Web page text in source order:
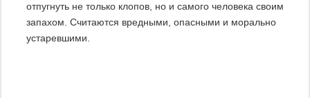
отпугнуть не только клопов, но и самого человека своим
запахом. Считаются вредными, опасными и морально
устаревшими.